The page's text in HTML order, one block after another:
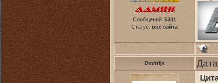
Сообщений: 5331
Статус: вне сайта
Dmitrijs